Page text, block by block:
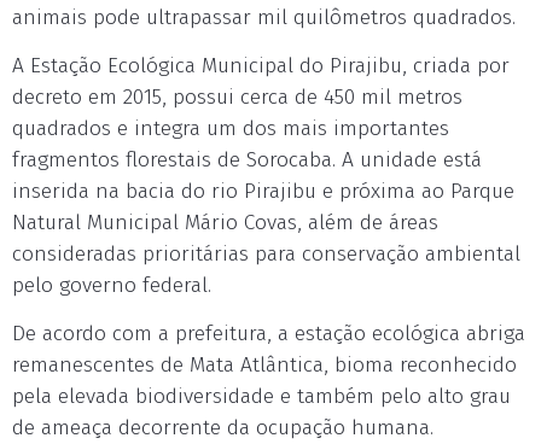
animais pode ultrapassar mil quilômetros quadrados.
A Estação Ecológica Municipal do Pirajibu, criada por
decreto em 2015, possui cerca de 450 mil metros
quadrados e integra um dos mais importantes
fragmentos florestais de Sorocaba. A unidade está
inserida na bacia do rio Pirajibu e próxima ao Parque
Natural Municipal Mário Covas, além de áreas
consideradas prioritárias para conservação ambiental
pelo governo federal.
De acordo com a prefeitura, a estação ecológica abriga
remanescentes de Mata Atlântica, bioma reconhecido
pela elevada biodiversidade e também pelo alto grau
de ameaça decorrente da ocupação humana.